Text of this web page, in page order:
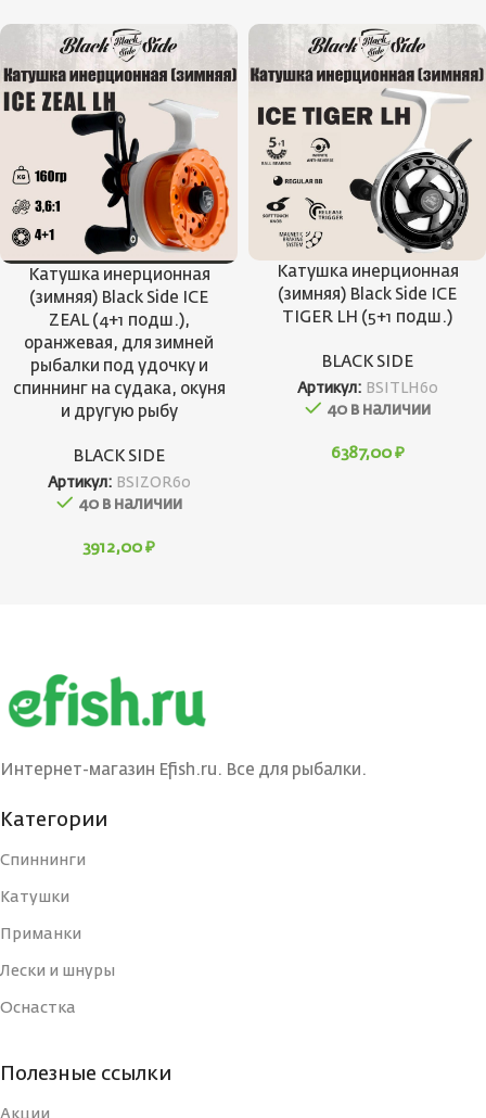
Катушка инерционная
(зимняя) Black Side ICE
ZEAL (4+1 подш.),
оранжевая, для зимней
рыбалки под удочку и
спиннинг на судака, окуня
и другую рыбу
BLACK SIDE
Артикул: BSIZOR60
40 в наличии
3912,00 ₽
Катушка инерционная
(зимняя) Black Side ICE
TIGER LH (5+1 подш.)
BLACK SIDE
Артикул: BSITLH60
40 в наличии
6387,00 ₽
Интернет-магазин Efish.ru. Все для рыбалки.
Категории
Спиннинги
Катушки
Приманки
Лески и шнуры
Оснастка
Полезные ссылки
Акции